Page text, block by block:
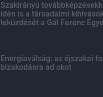
Szakirányú
idén is a társadalmi
leküzdését a Gál Ferenc
Energiaválság: az éjszakai
bizakodásra ad okot